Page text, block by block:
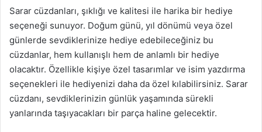
Sarar cüzdanları, şıklığı ve kalitesi ile harika bir hediye
seçeneği sunuyor. Doğum günü, yıl dönümü veya özel
günlerde sevdiklerinize hediye edebileceğiniz bu
cüzdanlar, hem kullanışlı hem de anlamlı bir hediye
olacaktır. Özellikle kişiye özel tasarımlar ve isim yazdırma
seçenekleri ile hediyenizi daha da özel kılabilirsiniz. Sarar
cüzdanı, sevdiklerinizin günlük yaşamında sürekli
yanlarında taşıyacakları bir parça haline gelecektir.